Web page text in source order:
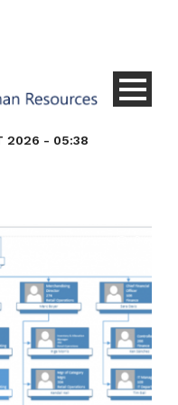
2026 - 05:38